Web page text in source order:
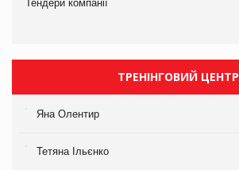
Тендери компанії
ТРЕНІНГОВИЙ ЦЕНТР
Яна Олентир
Тетяна Ільєнко